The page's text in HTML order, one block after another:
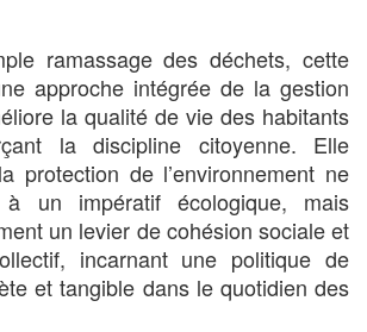
ramassage des déchets, cette
approche intégrée de la gestion
la qualité de vie des habitants
la discipline citoyenne. Elle
protection de l’environnement ne
un impératif écologique, mais
un levier de cohésion sociale et
incarnant une politique de
et tangible dans le quotidien des